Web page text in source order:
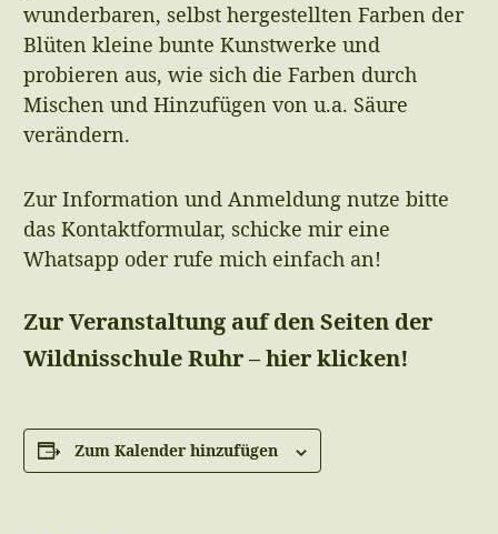
wunderbaren, selbst hergestellten Farben der
Blüten kleine bunte Kunstwerke und
probieren aus, wie sich die Farben durch
Mischen und Hinzufügen von u.a. Säure
verändern.
Zur Information und Anmeldung nutze bitte
das Kontaktformular, schicke mir eine
Whatsapp oder rufe mich einfach an!
Zur Veranstaltung auf den Seiten der
Wildnisschule Ruhr – hier klicken!
Zum Kalender hinzufügen